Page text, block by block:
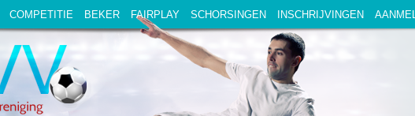
COMPETITIE BEKER FAIRPLAY SCHORSINGEN INSCHRIJVINGEN